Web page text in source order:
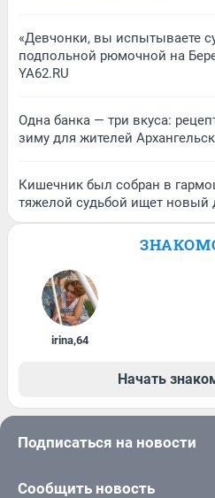
«Девчонки, вы испытываете
подпольной рюмочной на
YA62.RU
Одна банка — три вкуса:
зиму для жителей
Кишечник был собран в
тяжелой судьбой ищет новый
irina,64
Начать
Подписаться на новости
Сообщить новость